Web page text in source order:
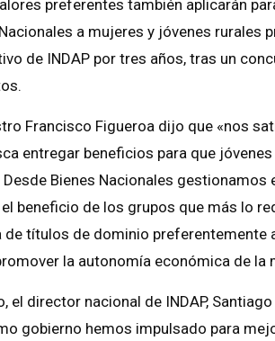
preferentes también aplicarán
a mujeres y jóvenes
de INDAP por tres años, tras un
Francisco Figueroa dijo que «nos
entregar beneficios para que
Desde Bienes Nacionales
beneficio de los grupos que más lo
de títulos de dominio preferentemente
la autonomía económica de la
el director nacional de INDAP,
gobierno hemos impulsado para